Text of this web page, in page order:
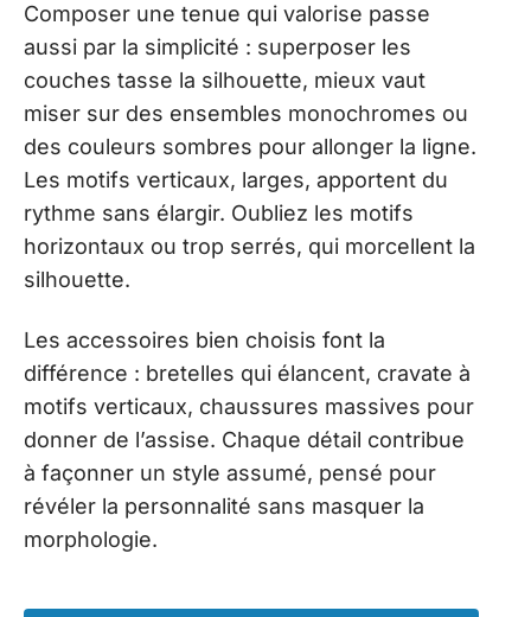
Composer une tenue qui valorise passe
aussi par la simplicité : superposer les
couches tasse la silhouette, mieux vaut
miser sur des ensembles monochromes ou
des couleurs sombres pour allonger la ligne.
Les motifs verticaux, larges, apportent du
rythme sans élargir. Oubliez les motifs
horizontaux ou trop serrés, qui morcellent la
silhouette.
Les accessoires bien choisis font la
différence : bretelles qui élancent, cravate à
motifs verticaux, chaussures massives pour
donner de l’assise. Chaque détail contribue
à façonner un style assumé, pensé pour
révéler la personnalité sans masquer la
morphologie.